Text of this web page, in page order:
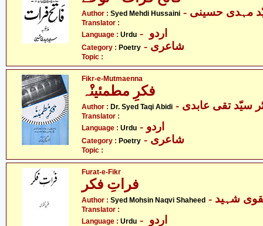
Author : Syed Mehdi Hussaini مہدی حسینی
Translator :
Language : Urdu
Category : Poetry - شاعری
Topic :
Fikr-e-Mutmaenna
فکرِ مطمئینْہ
Author : Dr. Syed Taqi Abidi سیّد تقی عابدی
Translator :
Language : Urdu - اردو
Category : Poetry - شاعری
Topic :
Furat-e-Fikr
فراتِ فکر
Author : Syed Mohsin Naqvi Shaheed شہید
Translator :
Language : Urdu